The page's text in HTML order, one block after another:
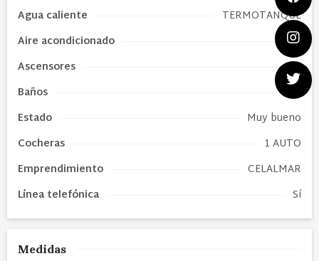
Agua caliente
TERMOTANQUE
Aire acondicionado
Sí
Ascensores
1
Baños
3
Estado
Muy bueno
Cocheras
1 AUTO
Emprendimiento
CELALMAR
Línea telefónica
Sí
Medidas